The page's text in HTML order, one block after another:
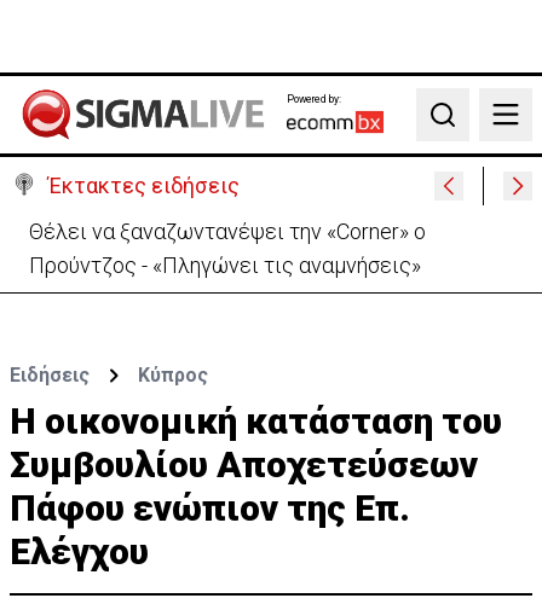
Powered by:
Search
Έκτακτες ειδήσεις
Χειροπέδες σε μοναχό για απόπειρα φόνου-
Μαχαίρωσε στο λαιμό 53χρονο
Ειδήσεις Κύπρος
Η οικονομική κατάσταση του
Συμβουλίου Αποχετεύσεων
Πάφου ενώπιον της Επ.
Ελέγχου